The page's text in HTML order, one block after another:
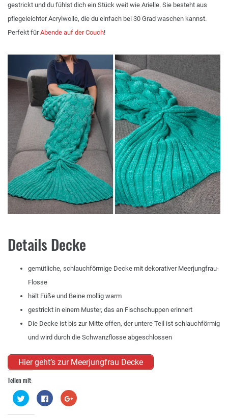
gestrickt und du fühlst dich ein Stück weit wie Arielle. Sie besteht aus
pflegeleichter Acrylwolle, die du einfach bei 30 Grad waschen kannst.
Perfekt fürAbende auf der Couch!
Details Decke
gemütliche, schlauchförmige Decke mit dekorativer Meerjungfrau-
Flosse
hält Füße und Beine mollig warm
gestrickt in einem Muster, das an Fischschuppen erinnert
Die Decke ist bis zur Mitte offen, der untere Teil ist schlauchförmig
und wird durch die Schwanzflosse abgeschlossen
Hier geht’s zur Meerjungfrau Decke
Teilen mit:
Klick,
um
Twitter
Klick,
um
Zum
Teilen